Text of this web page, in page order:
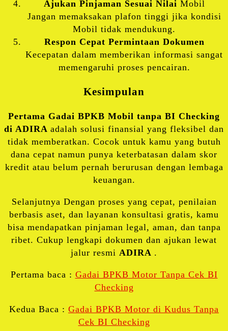
Ajukan Pinjaman Sesuai Nilai Mobil
Jangan memaksakan plafon tinggi jika kondisi
Mobil tidak mendukung.
Respon Cepat Permintaan Dokumen
Kecepatan dalam memberikan informasi sangat
memengaruhi proses pencairan.
Kesimpulan
Pertama Gadai BPKB Mobil tanpa BI Checking
di ADIRA adalah solusi finansial yang fleksibel dan
tidak memberatkan. Cocok untuk kamu yang butuh
dana cepat namun punya keterbatasan dalam skor
kredit atau belum pernah berurusan dengan lembaga
keuangan.
Selanjutnya Dengan proses yang cepat, penilaian
berbasis aset, dan layanan konsultasi gratis, kamu
bisa mendapatkan pinjaman legal, aman, dan tanpa
ribet. Cukup lengkapi dokumen dan ajukan lewat
jalur resmi ADIRA .
Pertama baca : Gadai BPKB Motor Tanpa Cek BI
Checking
Kedua Baca : Gadai BPKB Motor di Kudus Tanpa
Cek BI Checking